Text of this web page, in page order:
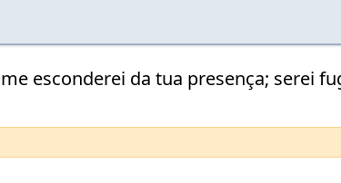
esconderei da tua presença; serei